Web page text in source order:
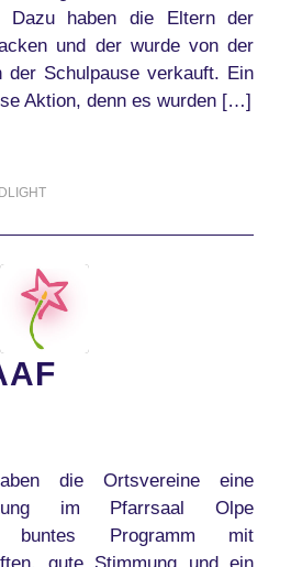
Dazu haben die Eltern der
und der wurde von der
der Schulpause verkauft. Ein
Aktion, denn es wurden […]
die Ortsvereine eine
im Pfarrsaal Olpe
buntes Programm mit